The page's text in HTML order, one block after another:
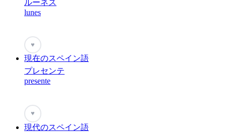
ルーネス
lunes
♥
現在のスペイン語
プレセンテ
presente
♥
現代のスペイン語